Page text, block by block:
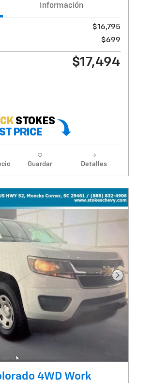
Información
$16,795
$699
$17,494
Guardar Detalles
Foto
4WD Work